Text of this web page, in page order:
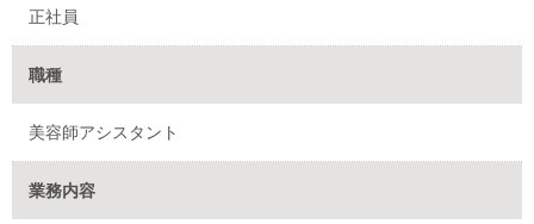
正社員
職種
美容師アシスタント
業務内容